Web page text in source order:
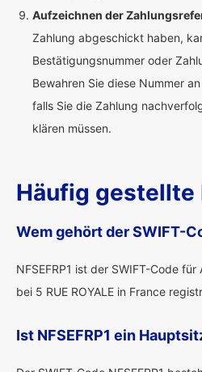
Aufzeichnen der
Zahlung abgeschickt haben,
Bestätigungsnummer oder
Bewahren Sie diese Nummer
falls Sie die Zahlung
klären müssen.
Häufig gestellte
Wem gehört der SWIFT-
NFSEFRP1 ist der SWIFT-Code für
bei 5 RUE ROYALE in France
Ist NFSEFRP1 ein